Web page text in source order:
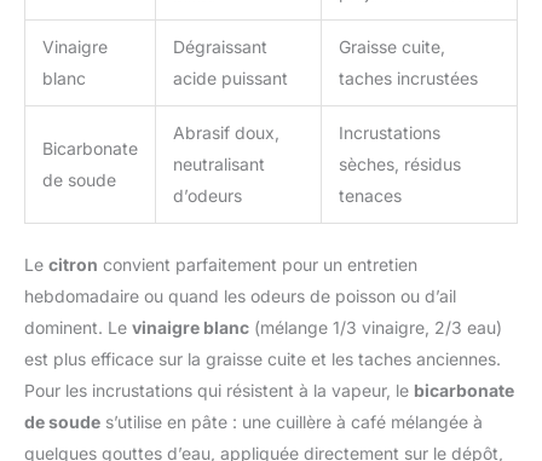
Vinaigre
blanc
Dégraissant
acide puissant
Graisse cuite,
taches incrustées
Bicarbonate
de soude
Abrasif doux,
neutralisant
d’odeurs
Incrustations
sèches, résidus
tenaces
Le citron convient parfaitement pour un entretien
hebdomadaire ou quand les odeurs de poisson ou d’ail
dominent. Le vinaigre blanc (mélange 1/3 vinaigre, 2/3 eau)
est plus efficace sur la graisse cuite et les taches anciennes.
Pour les incrustations qui résistent à la vapeur, le bicarbonate
de soude s’utilise en pâte : une cuillère à café mélangée à
quelques gouttes d’eau, appliquée directement sur le dépôt,